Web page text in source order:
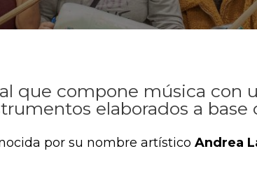
que compone música con
elaborados a base
por su nombre artístico Andrea